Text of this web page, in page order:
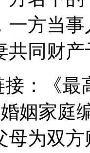
一方当
共同财
接：《
姻家庭
母为双